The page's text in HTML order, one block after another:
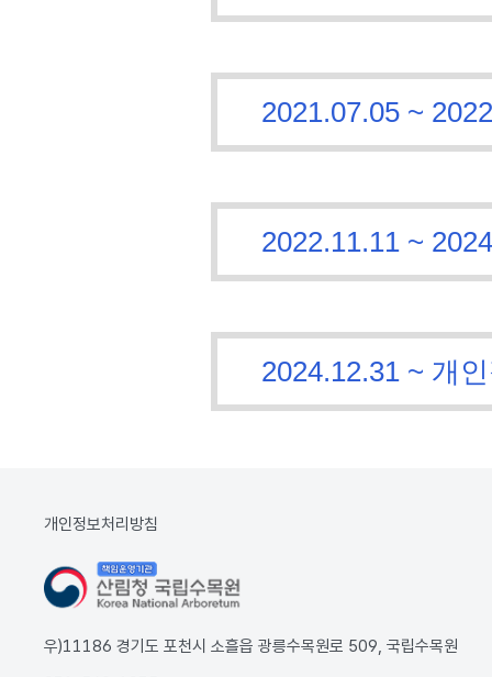
2021.07.05 ~
2022.11.11 ~
2024.12.31 ~ 개
개인정보처리방침
우)11186 경기도 포천시 소흘읍 광릉수목원로 509, 국립수목원